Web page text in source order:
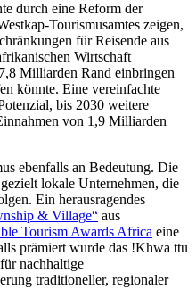
durch eine Reform der
Tourismusamtes zeigen,
für Reisende aus
Wirtschaft
Milliarden Rand einbringen
könnte. Eine vereinfachte
bis 2030 weitere
von 1,9 Milliarden
ebenfalls an Bedeutung. Die
lokale Unternehmen, die
Ein herausragendes
& Village“ aus
Tourism Awards Africa eine
prämiert wurde das !Khwa ttu
nachhaltige
traditioneller, regionaler